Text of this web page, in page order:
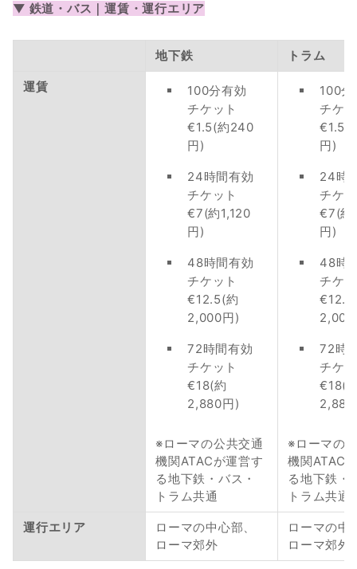
▼ 鉄道・バス｜運賃・運行エリア
地下鉄 トラム
運賃
100分有効
チケット
€1.5(約240
円)
24時間有効
チケット
€7(約1,120
円)
48時間有効
チケット
€12.5(約
2,000円)
72時間有効
チケット
€18(約
2,880円)
※ローマの公共交通
機関ATACが運営す
る地下鉄・バス・
トラム共通
100分
チケ
€1.5(
円)
24時
チケ
€7(約
円)
48時
チケ
2,000
72時
チケ
€18(
2,880
※ローマの
機関ATAC
る地下鉄・
トラム共通
運行エリア
ローマの中心部、
ローマ郊外
ローマの中
ローマ郊外